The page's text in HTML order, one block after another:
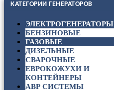
КАТЕГОРИИ ГЕНЕРАТОРОВ
ЭЛЕКТРОГЕНЕРАТОРЫ
БЕНЗИНОВЫЕ
ГАЗОВЫЕ
ДИЗЕЛЬНЫЕ
СВАРОЧНЫЕ
ЕВРОКОЖУХИ И
КОНТЕЙНЕРЫ
АВР СИСТЕМЫ